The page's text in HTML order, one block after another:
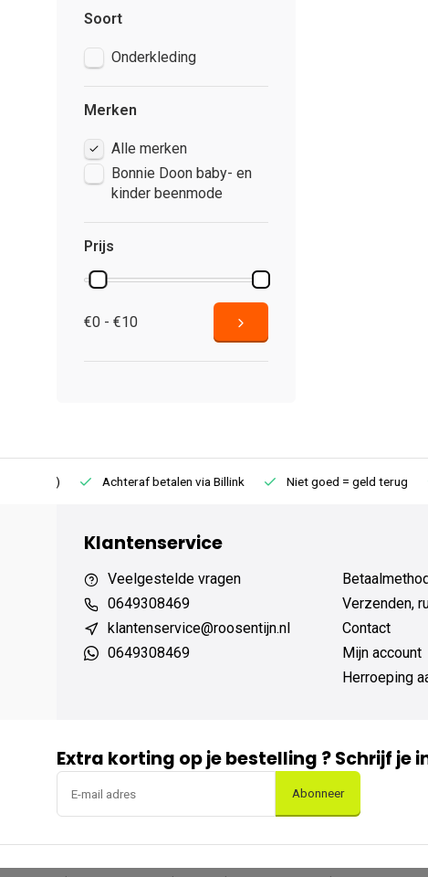
Soort
Onderkleding
Merken
Alle merken
Bonnie Doon baby- en
kinder beenmode
Prijs
€0 - €10
Achteraf betalen via Billink Niet goed = geld terug
Klantenservice
Veelgestelde vragen
0649308469
klantenservice@roosentijn.nl
0649308469
Verzenden,
Contact
Mijn account
Herroeping
Extra korting op je bestelling ? Schrijf je
Abonneer